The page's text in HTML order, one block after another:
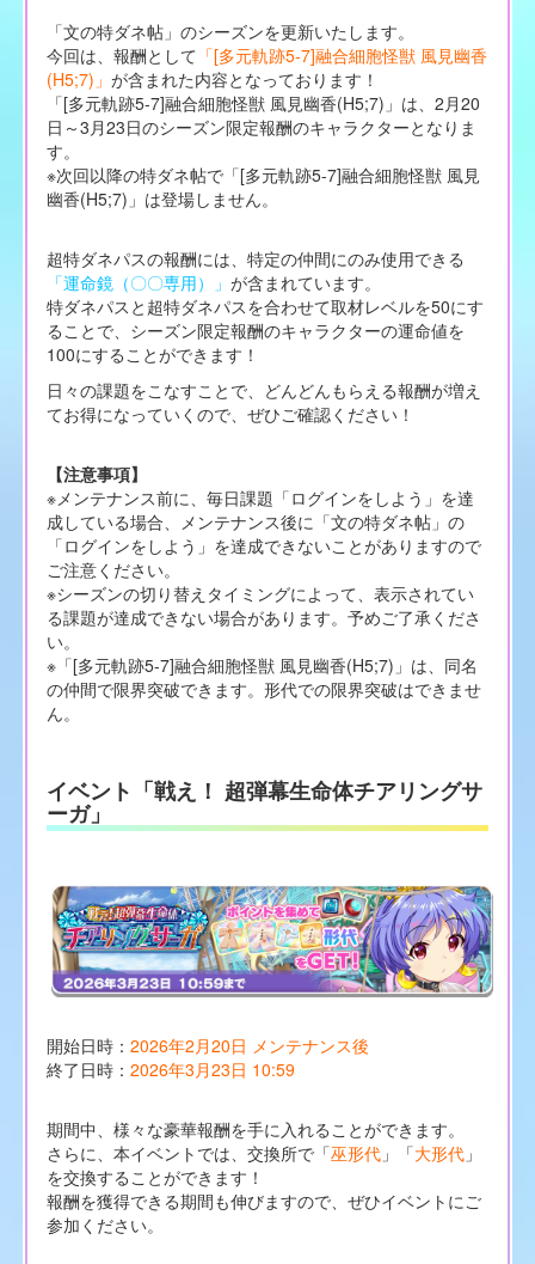
「文の特ダネ帖」のシーズンを更新いたします。
今回は、報酬として 「[多元軌跡5-7]融合細胞怪獣 風見幽香
(H5;7)」 が含まれた内容となっております！
「[多元軌跡5-7]融合細胞怪獣 風見幽香(H5;7)」は、2月20
日～3月23日のシーズン限定報酬のキャラクターとなりま
す。
※次回以降の特ダネ帖で「[多元軌跡5-7]融合細胞怪獣 風見
幽香(H5;7)」は登場しません。
超特ダネパスの報酬には、特定の仲間にのみ使用できる
「運命鏡（〇〇専用）」 が含まれています。
特ダネパスと超特ダネパスを合わせて取材レベルを50にす
ることで、シーズン限定報酬のキャラクターの運命値を
100にすることができます！
日々の課題をこなすことで、どんどんもらえる報酬が増え
てお得になっていくので、ぜひご確認ください！
【注意事項】
※メンテナンス前に、毎日課題「ログインをしよう」を達
成している場合、メンテナンス後に「文の特ダネ帖」の
「ログインをしよう」を達成できないことがありますので
ご注意ください。
※シーズンの切り替えタイミングによって、表示されてい
る課題が達成できない場合があります。予めご了承くださ
い。
※「[多元軌跡5-7]融合細胞怪獣 風見幽香(H5;7)」は、同名
の仲間で限界突破できます。形代での限界突破はできませ
ん。
イベント「戦え！ 超弾幕生命体チアリングサ
ーガ」
開始日時： 2026年2月20日 メンテナンス後
終了日時： 2026年3月23日 10:59
期間中、様々な豪華報酬を手に入れることができます。
さらに、本イベントでは、交換所で「巫形代」「大形代」
を交換することができます！
報酬を獲得できる期間も伸びますので、ぜひイベントにご
参加ください。